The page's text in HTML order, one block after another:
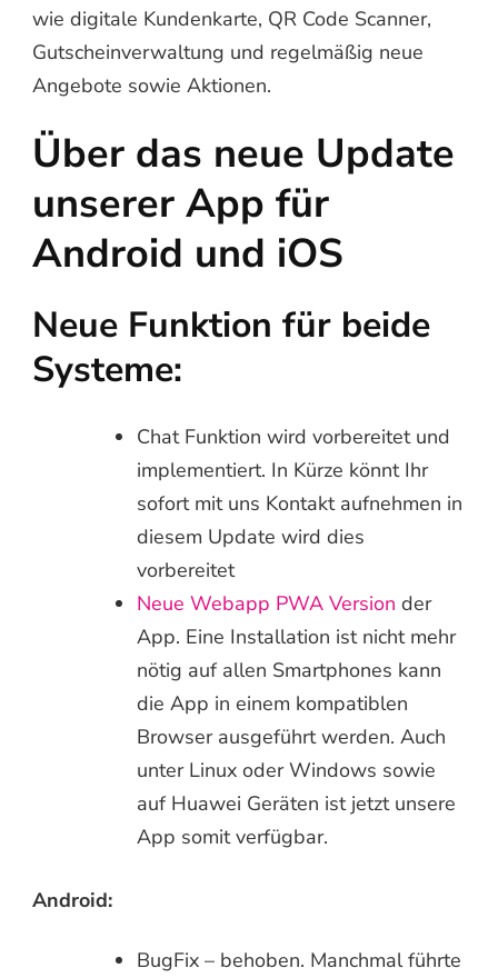
wie digitale Kundenkarte, QR Code Scanner,
Gutscheinverwaltung und regelmäßig neue
Angebote sowie Aktionen.
Über das neue Update
unserer App für
Android und iOS
Neue Funktion für beide
Systeme:
Chat Funktion wird vorbereitet und
implementiert. In Kürze könnt Ihr
sofort mit uns Kontakt aufnehmen in
diesem Update wird dies
vorbereitet
Neue Webapp PWA Version der
App. Eine Installation ist nicht mehr
nötig auf allen Smartphones kann
die App in einem kompatiblen
Browser ausgeführt werden. Auch
unter Linux oder Windows sowie
auf Huawei Geräten ist jetzt unsere
App somit verfügbar.
Android:
BugFix – behoben. Manchmal führte